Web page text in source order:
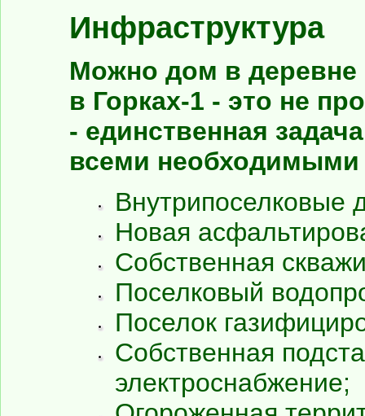
Инфраструктура
Можно дом в деревне
в Горках-1 - это не
- единственная
всеми
Внутрипоселковые
Новая
Собственная
Поселковый
Поселок
Собственная
электроснабжение;